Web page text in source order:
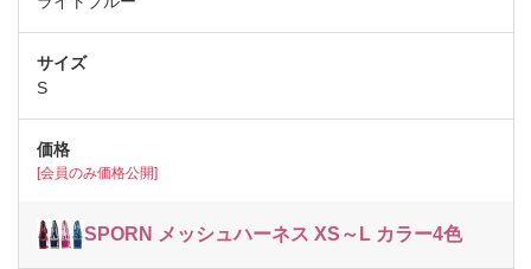
S
[会員のみ価格公開]
SPORN メッシュハーネス XS～L カラー4色